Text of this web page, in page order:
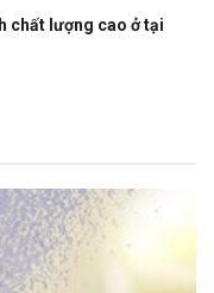
chất lượng cao ở tại